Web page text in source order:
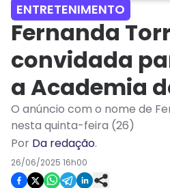
ENTRETENIMENTO
Fernanda
convidada
a Academia
O anúncio com o nome de
nesta quinta-feira (26)
Por Da redação.
26/06/2025 16h00